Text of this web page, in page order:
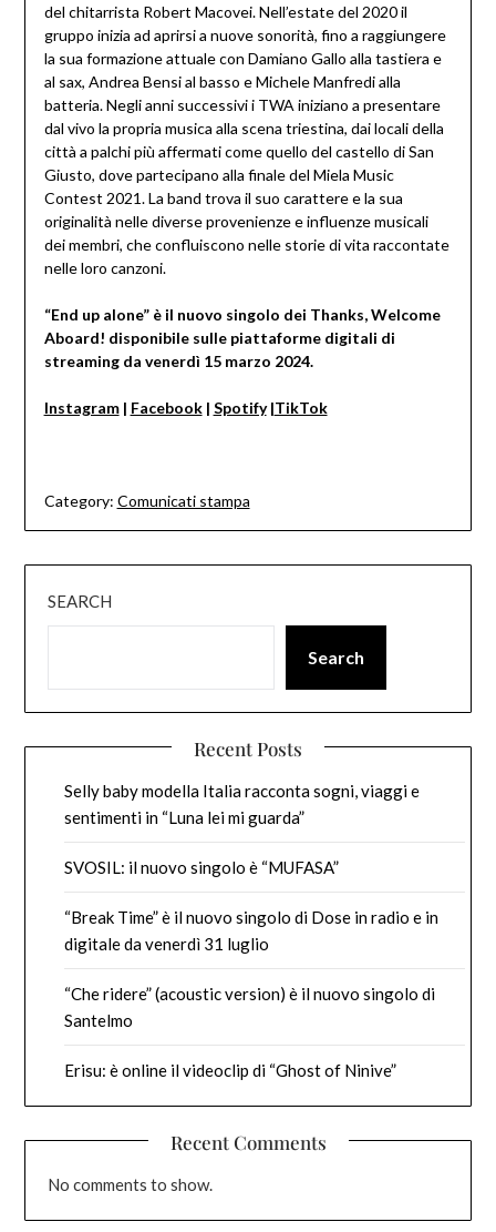
del chitarrista Robert Macovei. Nell’estate del 2020 il
gruppo inizia ad aprirsi a nuove sonorità, fino a raggiungere
la sua formazione attuale con Damiano Gallo alla tastiera e
al sax, Andrea Bensi al basso e Michele Manfredi alla
batteria. Negli anni successivi i TWA iniziano a presentare
dal vivo la propria musica alla scena triestina, dai locali della
città a palchi più affermati come quello del castello di San
Giusto, dove partecipano alla finale del Miela Music
Contest 2021. La band trova il suo carattere e la sua
originalità nelle diverse provenienze e influenze musicali
dei membri, che confluiscono nelle storie di vita raccontate
nelle loro canzoni.
“End up alone” è il nuovo singolo dei Thanks, Welcome
Aboard! disponibile sulle piattaforme digitali di
streaming da venerdì 15 marzo 2024.
Instagram| Facebook | Spotify |TikTok
Category: Comunicati stampa
SEARCH
Search
Recent Posts
Selly baby modella Italia racconta sogni, viaggi e
sentimenti in “Luna lei mi guarda”
SVOSIL: il nuovo singolo è “MUFASA”
“Break Time” è il nuovo singolo di Dose in radio e in
digitale da venerdì 31 luglio
“Che ridere” (acoustic version) è il nuovo singolo di
Santelmo
Erisu: è online il videoclip di “Ghost of Ninive”
Recent Comments
No comments to show.